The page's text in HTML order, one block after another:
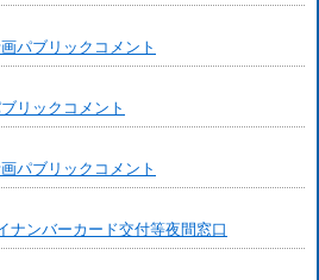
パブリックコメント
リックコメント
パブリックコメント
ナンバーカード交付等夜間窓口